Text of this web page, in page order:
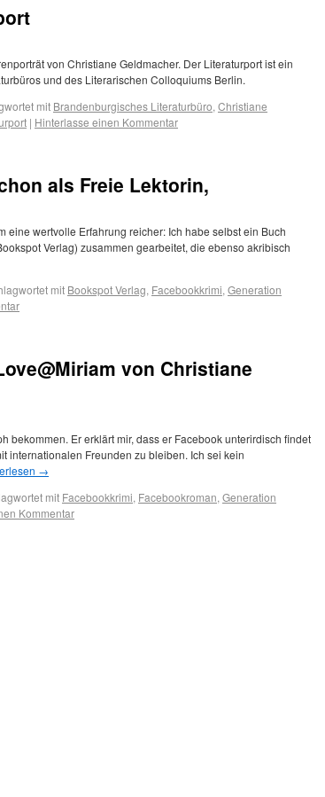
von Christiane Geldmacher. Der Literaturport ist ein
und des Literarischen Colloquiums Berlin.
mit Brandenburgisches Literaturbüro, Christiane
| Hinterlasse einen Kommentar
als Freie Lektorin,
eine wertvolle Erfahrung reicher: Ich habe selbst ein Buch
Verlag) zusammen gearbeitet, die ebenso akribisch
mit Bookspot Verlag, Facebookkrimi, Generation
von Christiane
bekommen. Er erklärt mir, dass er Facebook unterirdisch findet
internationalen Freunden zu bleiben. Ich sei kein
→
mit Facebookkrimi, Facebookroman, Generation
Kommentar